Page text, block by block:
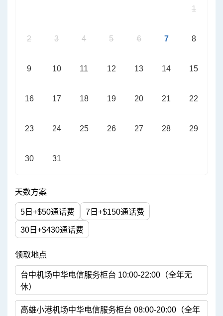
1
2 3 4 5 6 7 8
9 10 11 12 13 14 15
16 17 18 19 20 21 22
23 24 25 26 27 28 29
30 31
天数方案
5日+$50通话费 7日+$150通话费
30日+$430通话费
领取地点
台中机场中华电信服务柜台 10:00-22:00（全年无
休）
高雄小港机场中华电信服务柜台 08:00-20:00（全年